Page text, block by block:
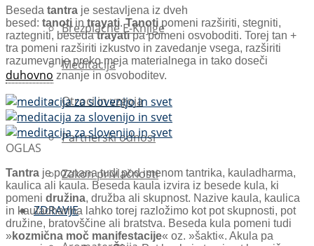
Brezplačne E-Knjige
Meditacija
Otroci in vzgoja
Partnerski odnosi
Zakon privlačnosti
ZDRAVJE
Beseda tantra je sestavljena iz dveh
besed: tanoti in trayati.Tanoti pomeni razširiti, stegniti,
raztegniti, besedatrayatipa pomeni osvoboditi. Torej tan +
tra pomeni razširiti izkustvo in zavedanje vsega, razširiti
razumevanje preko meja materialnega in tako doseči
duhovno znanje in osvoboditev.
OGLAS
Tantra je poznana tudi pod imenom tantrika, kauladharma,
kaulica ali kaula. Beseda kaula izvira iz besede kula, ki
pomeni družina, družba ali skupnost. Nazive kaula, kaulica
in kauladharma lahko torej razložimo kot pot skupnosti, pot
družine, bratovščine ali bratstva. Beseda kula pomeni tudi
»kozmična moč manifestacije« oz. »šakti«. Akula pa